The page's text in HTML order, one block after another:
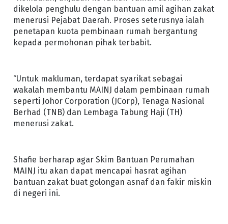
dikelola penghulu dengan bantuan amil agihan zakat
menerusi Pejabat Daerah. Proses seterusnya ialah
penetapan kuota pembinaan rumah bergantung
kepada permohonan pihak terbabit.
“Untuk makluman, terdapat syarikat sebagai
wakalah membantu MAINJ dalam pembinaan rumah
seperti Johor Corporation (JCorp), Tenaga Nasional
Berhad (TNB) dan Lembaga Tabung Haji (TH)
menerusi zakat.
Shafie berharap agar Skim Bantuan Perumahan
MAINJ itu akan dapat mencapai hasrat agihan
bantuan zakat buat golongan asnaf dan fakir miskin
di negeri ini.